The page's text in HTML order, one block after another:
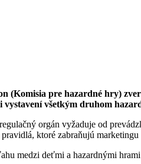
(Komisia pre hazardné hry)
všetkým druhom
orgán vyžaduje od
ktoré zabraňujú marketingu
medzi deťmi a hazardnými